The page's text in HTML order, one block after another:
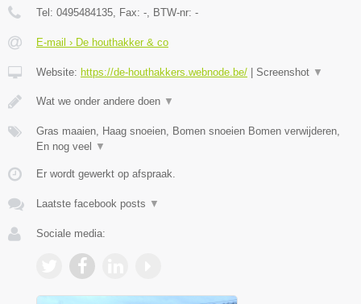
Tel: 0495484135, Fax: -, BTW-nr: -
E-mail › De houthakker & co
Website: https://de-houthakkers.webnode.be/ Screenshot ▼
Wat we onder andere doen ▼
Gras maaien, Haag snoeien, Bomen snoeien Bomen verwijderen,
En nog veel
▼
Er wordt gewerkt op afspraak.
Laatste facebook posts ▼
Sociale media: